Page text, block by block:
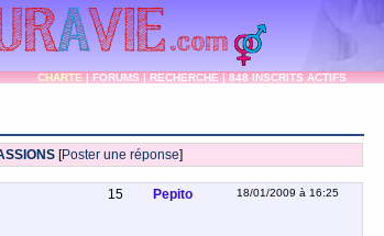
CHARTE|FORUMS|RECHERCHE|848 INSCRITS ACTIFS
[Poster une réponse]
15 Pepito 18/01/2009 à 16:25